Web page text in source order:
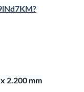
2.200 mm